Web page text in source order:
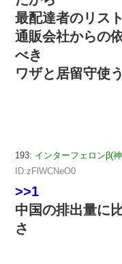
最配達者のリス
通販会社からの
べき
ワザと居留守使
193: インターフェロンβ(
ID:zFlWCNeO0
>>1
中国の排出量に
さ